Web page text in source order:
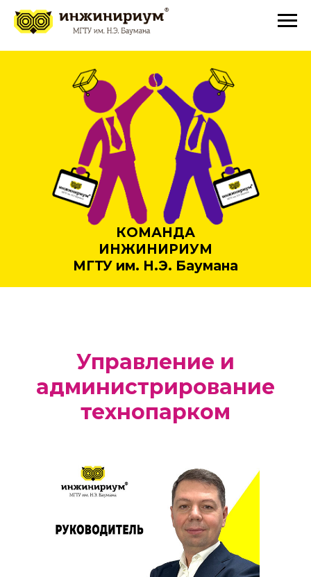
КОМАНДА
ИНЖИНИРИУМ
МГТУ им. Н.Э. Баумана
Управление и
администрирование
технопарком